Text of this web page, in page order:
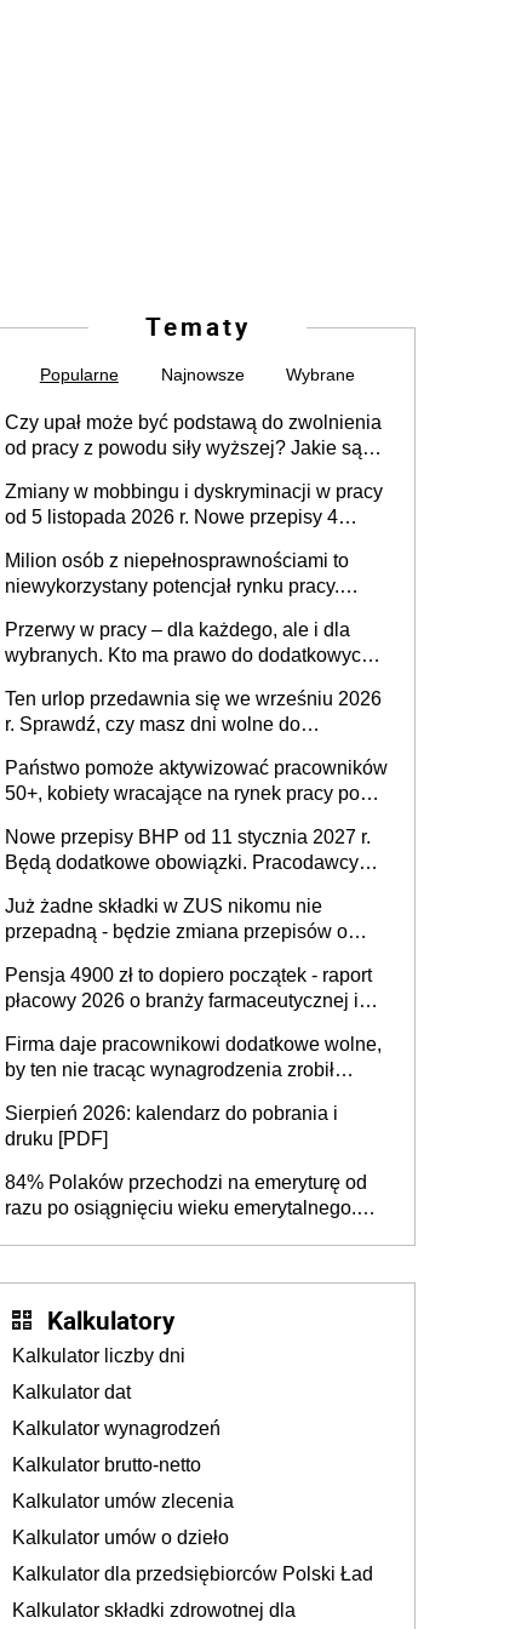
Tematy
Popularne Najnowsze Wybrane
Czy upał może być podstawą do zwolnienia
od pracy z powodu siły wyższej? Jakie są
Zmiany w mobbingu i dyskryminacji w pracy
od 5 listopada 2026 r. Nowe przepisy 4
Ustaw
Milion osób z niepełnosprawnościami to
niewykorzystany potencjał rynku pracy.
dofinansowań czy refundacji, ale bariery po
stronie systemu i świadomości
pracodawców [WYWIAD]
Przerwy w pracy – dla każdego, ale i dla
wybranych. Kto ma prawo do dodatkowych
Ten urlop przedawnia się we wrześniu 2026
r. Sprawdź, czy masz dni wolne do
Państwo pomoże aktywizować pracowników
50+, kobiety wracające na rynek pracy po
osoby neuroatypowe. Powstanie Fundusz
na rzecz Inkluzywności w Zatrudnianiu?
Nowe przepisy BHP od 11 stycznia 2027 r.
Będą dodatkowe obowiązki. Pracodawcy
Już żadne składki w ZUS nikomu nie
przepadną - będzie zmiana przepisów o
ubezpieczeniom społecznym
Pensja 4900 zł to dopiero początek - raport
płacowy 2026 o branży farmaceutycznej i
Firma daje pracownikowi dodatkowe wolne,
by ten nie tracąc wynagrodzenia zrobił
sprawdza
Sierpień 2026: kalendarz do pobrania i
druku [PDF]
84% Polaków przechodzi na emeryturę od
razu po osiągnięciu wieku emerytalnego.
45+ to siła napędowa gospodarki
Kalkulatory
Kalkulator liczby dni
Kalkulator dat
Kalkulator wynagrodzeń
Kalkulator brutto-netto
Kalkulator umów zlecenia
Kalkulator umów o dzieło
Kalkulator dla przedsiębiorców Polski Ład
Kalkulator składki zdrowotnej dla